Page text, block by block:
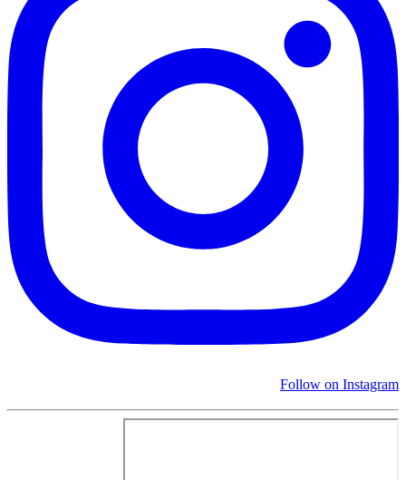
Follow on Instagram